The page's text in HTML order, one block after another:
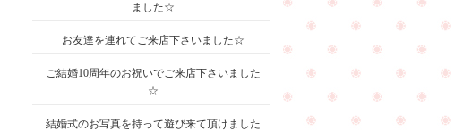
ました☆
お友達を連れてご来店下さいました☆
ご結婚10周年のお祝いでご来店下さいました
☆
結婚式のお写真を持って遊び来て頂けました